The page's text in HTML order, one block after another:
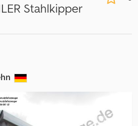
Stahlkipper